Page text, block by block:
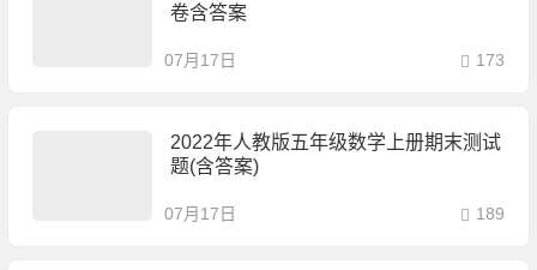
卷含答案
07月17日 173
2022年人教版五年级数学上册期末测试
题(含答案)
07月17日 189